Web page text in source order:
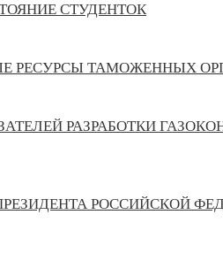
СТУДЕНТОК
РЕСУРСЫ ТАМОЖЕННЫХ
РАЗРАБОТКИ
РОССИЙСКОЙ